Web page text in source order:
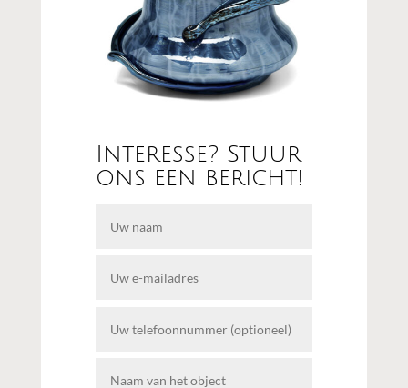
Interesse? Stuur
ons een bericht!